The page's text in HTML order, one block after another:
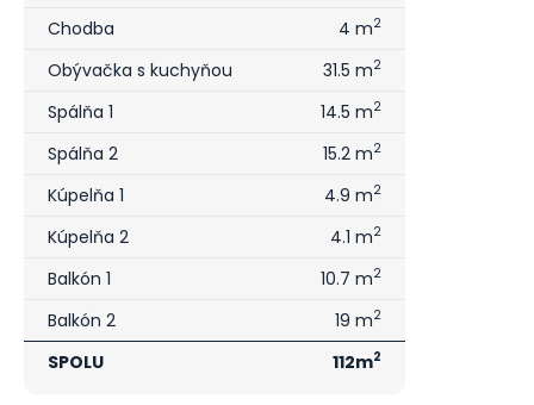
Chodba 4 m2
Obývačka s kuchyňou 31.5 m2
Spálňa 1 14.5 m2
Spálňa 2 15.2 m2
Kúpelňa 1 4.9 m2
Kúpelňa 2 4.1 m2
Balkón 1 10.7 m2
Balkón 2 19 m2
SPOLU 112m2